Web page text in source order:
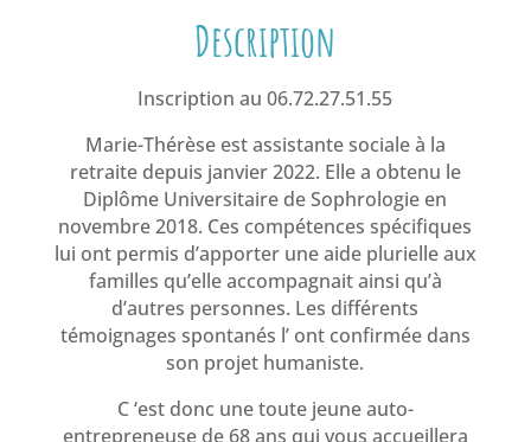
Description
Inscription au 06.72.27.51.55
Marie-Thérèse est assistante sociale à la
retraite depuis janvier 2022. Elle a obtenu le
Diplôme Universitaire de Sophrologie en
novembre 2018. Ces compétences spécifiques
lui ont permis d’apporter une aide plurielle aux
familles qu’elle accompagnait ainsi qu’à
d’autres personnes. Les différents
témoignages spontanés l’ ont confirmée dans
son projet humaniste.
C ‘est donc une toute jeune auto-
entrepreneuse de 68 ans qui vous accueillera